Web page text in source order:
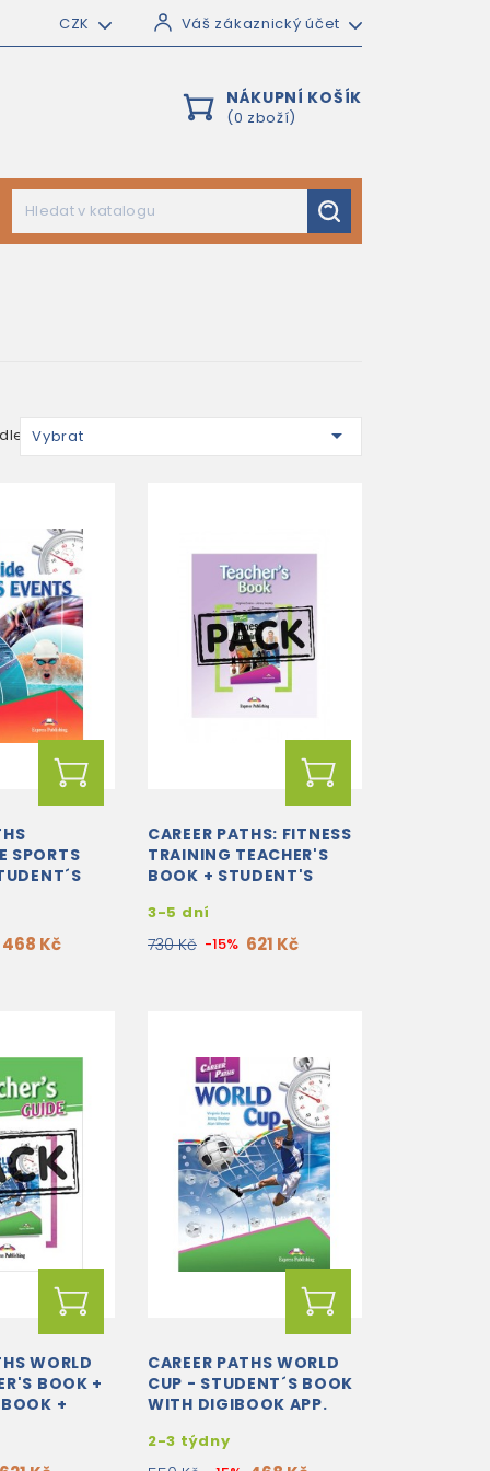
CZK Váš zákaznický účet
NÁKUPNÍ KOŠÍK
(0 zboží)
Vybrat 
SPORTS
468 Kč
CAREER PATHS: FITNESS
TRAINING TEACHER'S
BOOK + STUDENT'S
PLATFORM APPLICATION
WITH...
3-5 dní
730 Kč -15% 621 Kč
WORLD
BOOK +
+
WITH
CAREER PATHS WORLD
CUP - STUDENT´S BOOK
WITH DIGIBOOK APP.
2-3 týdny